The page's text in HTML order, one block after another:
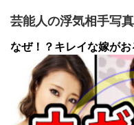
芸能人の浮気相手写
なぜ！？キレイな嫁が